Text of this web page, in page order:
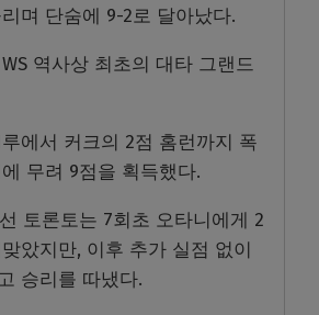
며 단숨에 9-2로 달아났다.
역사상 최초의 대타 그랜드
에서 커크의 2점 홈런까지 폭
무려 9점을 획득했다.
토론토는 7회초 오타니에게 2
았지만, 이후 추가 실점 없이
승리를 따냈다.